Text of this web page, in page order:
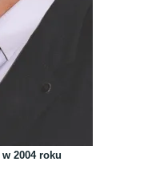
2004 roku